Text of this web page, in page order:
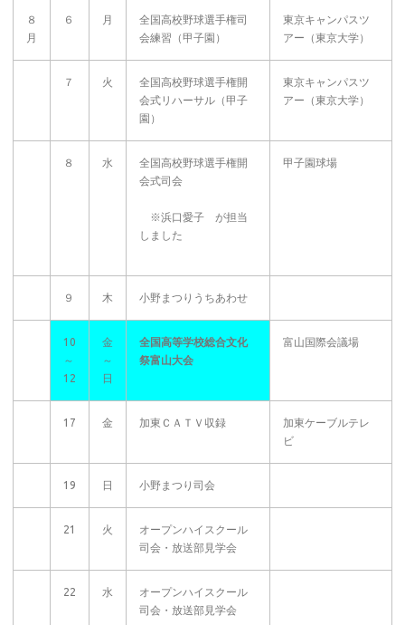
８
月
６ 月
全国高校野球選手権司
会練習（甲子園）
東京キャンパスツ
アー（東京大学）
７ 火
全国高校野球選手権開
会式リハーサル（甲子
園）
東京キャンパスツ
アー（東京大学）
８ 水
全国高校野球選手権開
会式司会
※浜口愛子 が担当
しました
甲子園球場
９ 木 小野まつりうちあわせ
10
～
12
金
～
日
全国高等学校総合文化
祭富山大会
富山国際会議場
17 金 加東ＣＡＴＶ収録
加東ケーブルテレ
ビ
19 日 小野まつり司会
21 火
オープンハイスクール
司会・放送部見学会
22 水
オープンハイスクール
司会・放送部見学会